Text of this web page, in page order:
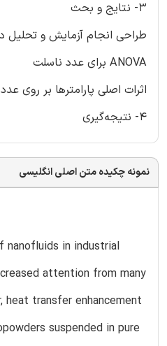
3- نتایج و بحث
طراحی انجام آزمایش و تحلیل
ANOVA برای عدد ناسلت
اثرات اصلی پارامترها بر روی
4- نتیجه‌گیری
نمونه چکیده متن اصلی انگلیسی
nanofluids in industrial
attention from many
heat transfer enhancement
suspended in pure